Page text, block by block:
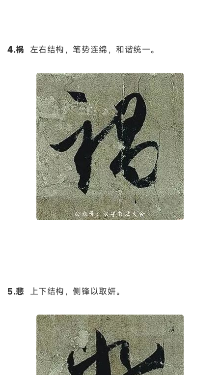
4.祸 左右结构，笔势连绵，和谐统一。
5.悲 上下结构，侧锋以取妍。